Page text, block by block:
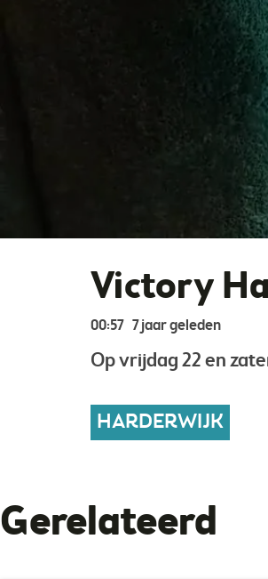
Victory
00:57 7 jaar geleden
Op vrijdag 22 en
HARDERWIJK
Gerelateerd